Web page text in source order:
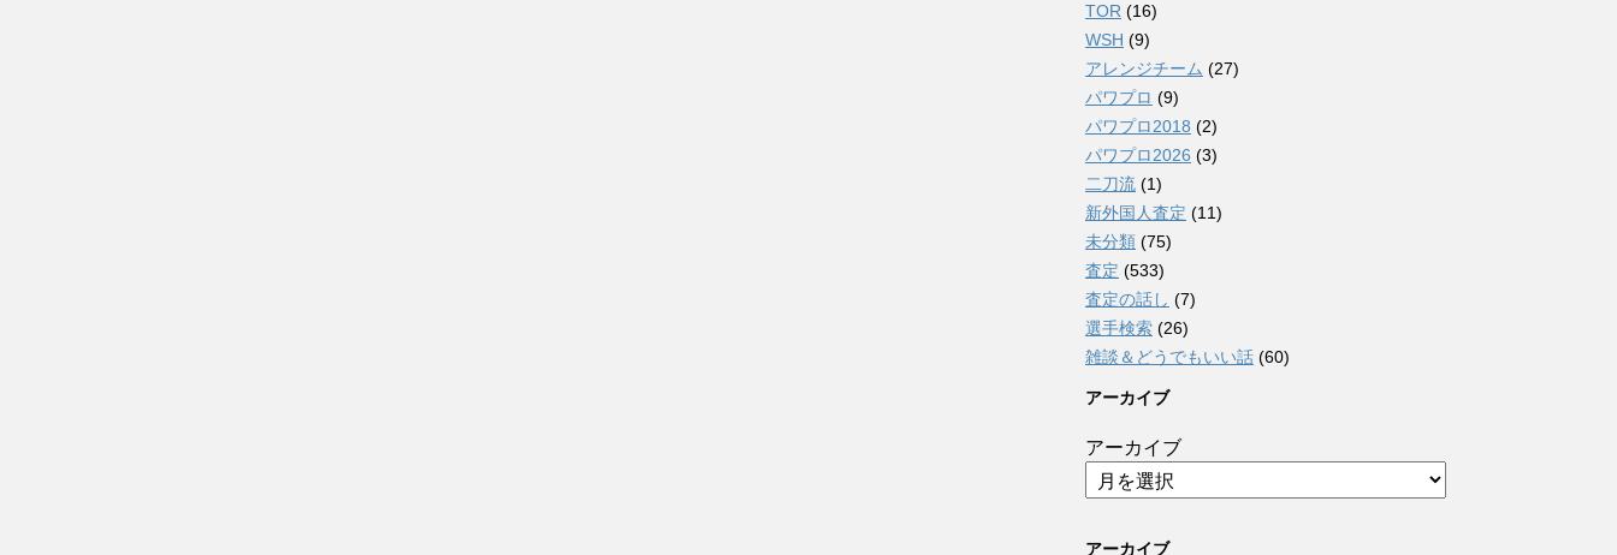
TOR (16)
WSH (9)
アレンジチーム (27)
パワプロ (9)
パワプロ2018 (2)
パワプロ2026 (3)
二刀流 (1)
新外国人査定 (11)
未分類 (75)
査定 (533)
査定の話し (7)
選手検索 (26)
雑談＆どうでもいい話 (60)
アーカイブ
アーカイブ
アーカイブ